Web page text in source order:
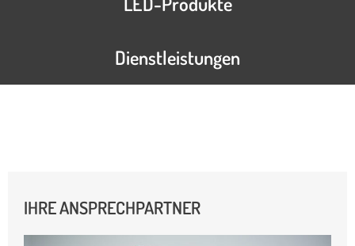
Dienstleistungen
IHRE ANSPRECHPARTNER